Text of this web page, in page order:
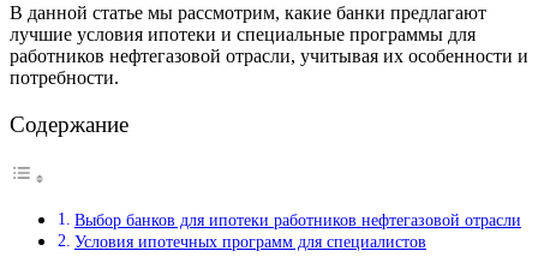
В данной статье мы рассмотрим, какие банки предлагают
лучшие условия ипотеки и специальные программы для
работников нефтегазовой отрасли, учитывая их особенности и
потребности.
Содержание
Выбор банков для ипотеки работников нефтегазовой отрасли
Условия ипотечных программ для специалистов